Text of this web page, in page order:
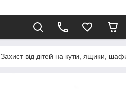
Захист від дітей на кути, ящики,